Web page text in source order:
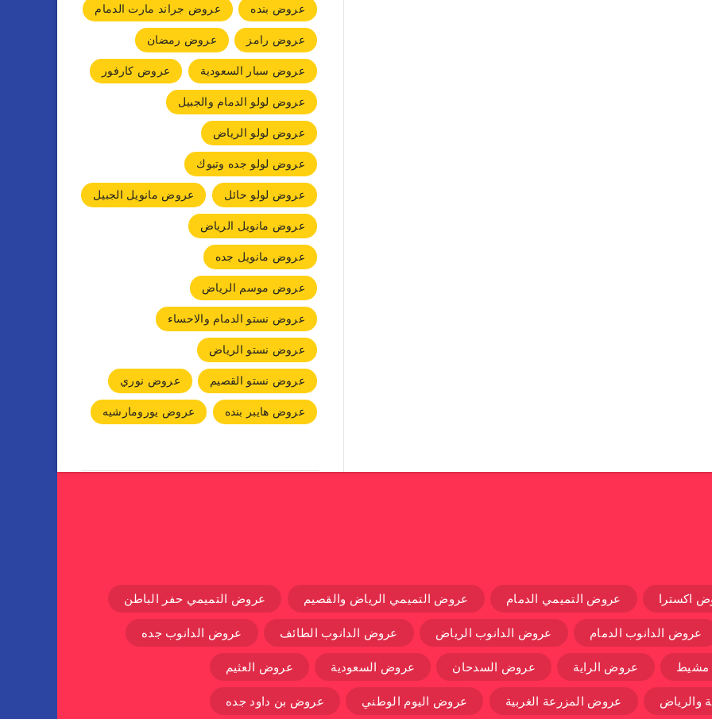
عروض بنده
عروض جراند مارت الدمام
عروض رامز
عروض رمضان
عروض سبار السعودية
عروض كارفور
عروض لولو الدمام والجبيل
عروض لولو الرياض
عروض لولو جده وتبوك
عروض لولو حائل
عروض مانويل الجبيل
عروض مانويل الرياض
عروض مانويل جده
عروض موسم الرياض
عروض نستو الدمام والاحساء
عروض نستو الرياض
عروض نستو القصيم
عروض نوري
عروض هايبر بنده
عروض يورومارشيه
اكسترا عروض التميمي الدمام عروض التميمي الرياض والقصيم عروض التميمي حفر الباطن
عروض الدانوب الدمام عروض الدانوب الرياض عروض الدانوب الطائف عروض الدانوب جده
مشيط عروض الراية عروض السدحان عروض السعودية عروض العثيم
والرياض عروض المزرعة الغربية عروض اليوم الوطني عروض بن داود جده